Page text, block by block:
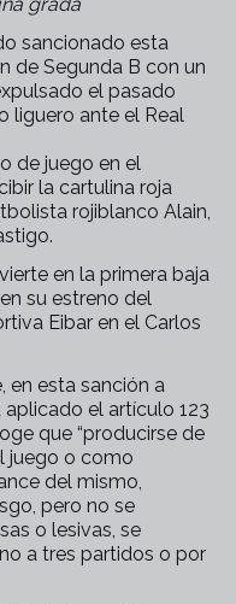
sancionado esta
de Segunda B con un
el pasado
liguero ante el Real
de juego en el
la cartulina roja
rojiblanco Alain,
en la primera baja
su estreno del
Eibar en el Carlos
en esta sanción a
el artículo 123
que “producirse de
juego o como
del mismo,
pero no se
o lesivas, se
a tres partidos o por